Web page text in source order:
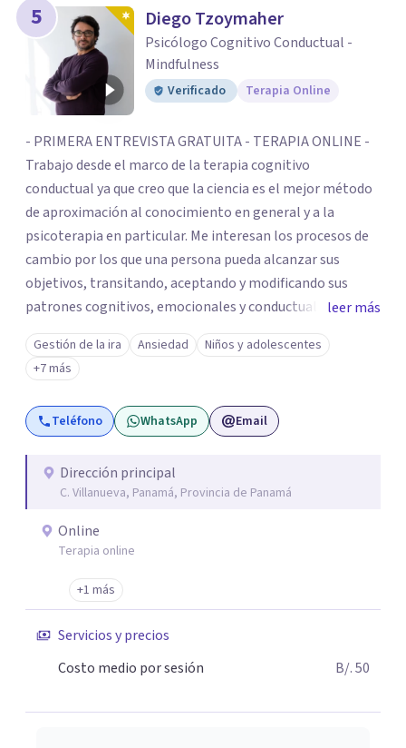
5 Diego Tzoymaher
Psicólogo Cognitivo Conductual -
Mindfulness
Verificado Terapia Online
- PRIMERA ENTREVISTA GRATUITA - TERAPIA ONLINE -
Trabajo desde el marco de la terapia cognitivo
conductual ya que creo que la ciencia es el mejor método
de aproximación al conocimiento en general y a la
psicoterapia en particular. Me interesan los procesos de
cambio por los que una persona pueda alcanzar sus
objetivos, transitando, aceptando y modificando sus
patrones cognitivos, emocionales y conductuales.
Abordo patologías específicas como trastornos de
ansiedad y del ánimo, y también crisis vitales y procesos
de crecimiento personal.
leer más
Gestión de la ira Ansiedad
Niños y adolescentes
+7 más
Teléfono WhatsApp Email
Dirección principal
C. Villanueva, Panamá, Provincia de Panamá
Online
Terapia online
+1 más
Servicios y precios
Costo medio por sesión
B/. 50